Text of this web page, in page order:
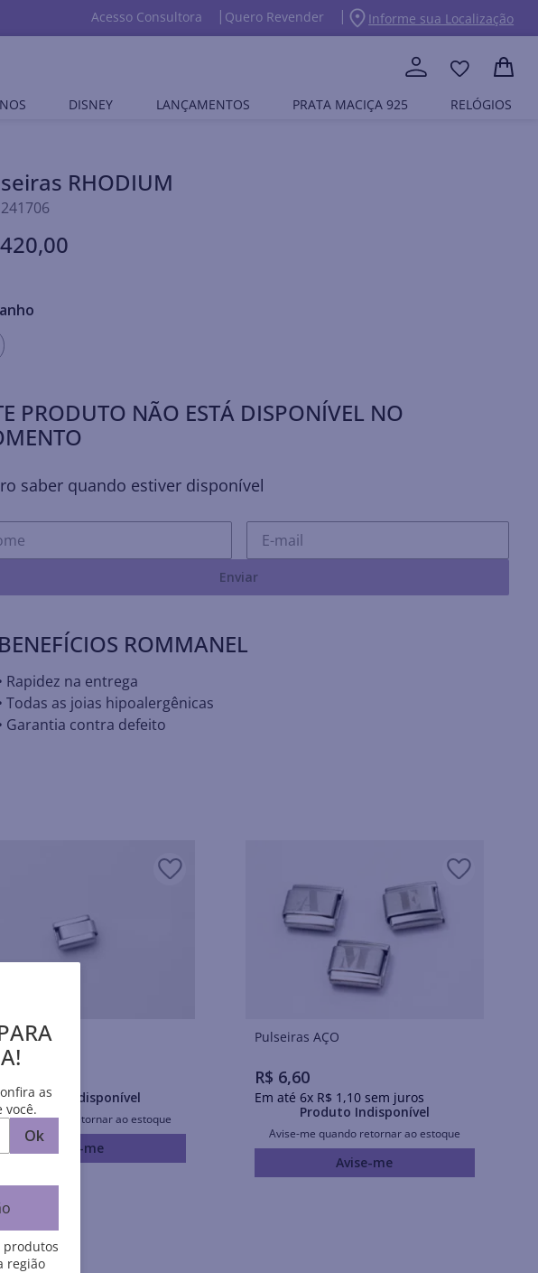
Acesso Consultora Quero Revender Informe sua Localização
DISNEY LANÇAMENTOS PRATA MACIÇA 925 RELÓGIOS
RHODIUM
420,00
PRODUTO NÃO ESTÁ DISPONÍVEL NO
saber quando estiver disponível
Enviar
BENEFÍCIOS ROMMANEL
Rapidez na entrega
Todas as joias hipoalergênicas
Garantia contra defeito
Pulseiras AÇO
Produto Indisponível
me quando retornar ao estoque
Avise-me
Pulseiras AÇO
R$ 6,60
Em até 6x R$ 1 ,10sem juros
Produto Indisponível
Avise-me quando retornar ao estoque
Avise-me
as
você.
Ok
produtos
região